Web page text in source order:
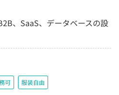
、SaaS、データベースの設
可 服装自由